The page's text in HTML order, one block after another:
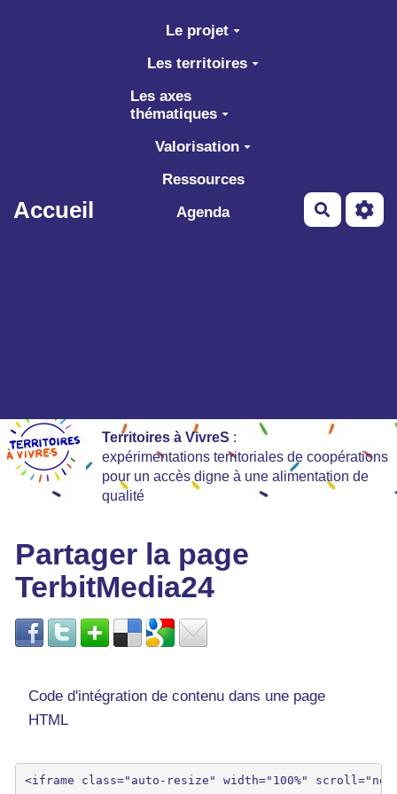
Aller au contenu principal
Accueil
Le projet
Les territoires
Les axes
thématiques
Valorisation
Ressources
Agenda
Territoires à VivreS :
expérimentations territoriales de coopérations
pour un accès digne à une alimentation de
qualité
Partager la page
TerbitMedia24
Code d'intégration de contenu dans une page
HTML